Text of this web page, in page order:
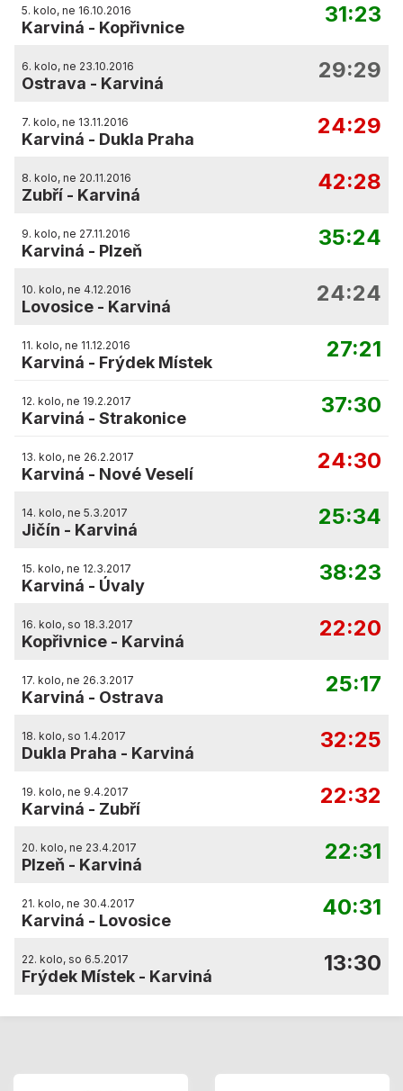
5. kolo, ne 16.10.2016
Karviná - Kopřivnice
31:23
6. kolo, ne 23.10.2016
Ostrava - Karviná
29:29
7. kolo, ne 13.11.2016
Karviná - Dukla Praha
24:29
8. kolo, ne 20.11.2016
Zubří - Karviná
42:28
9. kolo, ne 27.11.2016
Karviná - Plzeň
35:24
10. kolo, ne 4.12.2016
Lovosice - Karviná
24:24
11. kolo, ne 11.12.2016
Karviná - Frýdek Místek
27:21
12. kolo, ne 19.2.2017
Karviná - Strakonice
37:30
13. kolo, ne 26.2.2017
Karviná - Nové Veselí
24:30
14. kolo, ne 5.3.2017
Jičín - Karviná
25:34
15. kolo, ne 12.3.2017
Karviná - Úvaly
38:23
16. kolo, so 18.3.2017
Kopřivnice - Karviná
22:20
17. kolo, ne 26.3.2017
Karviná - Ostrava
25:17
18. kolo, so 1.4.2017
Dukla Praha - Karviná
32:25
19. kolo, ne 9.4.2017
Karviná - Zubří
22:32
20. kolo, ne 23.4.2017
Plzeň - Karviná
22:31
21. kolo, ne 30.4.2017
Karviná - Lovosice
40:31
22. kolo, so 6.5.2017
Frýdek Místek - Karviná
13:30